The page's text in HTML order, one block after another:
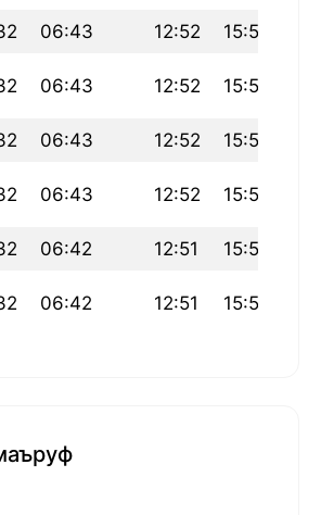
06:43 12:52 15:52
06:43 12:52 15:52
06:43 12:52 15:53
06:43 12:52 15:53
06:42 12:51 15:53
06:42 12:51 15:54